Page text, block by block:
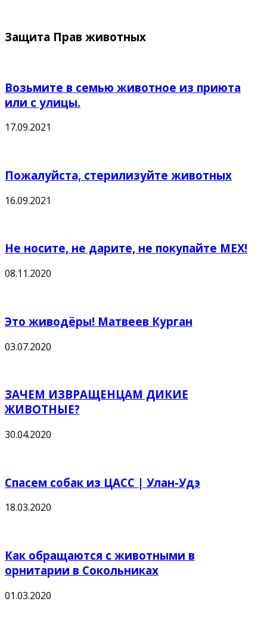
Защита Прав животных
Возьмите в семью животное из приюта
или с улицы.
17.09.2021
Пожалуйста, стерилизуйте животных
16.09.2021
Не носите, не дарите, не покупайте МЕХ!
08.11.2020
Это живодёры! Матвеев Курган
03.07.2020
ЗАЧЕМ ИЗВРАЩЕНЦАМ ДИКИЕ
ЖИВОТНЫЕ?
30.04.2020
Спасем собак из ЦАСС | Улан-Удэ
18.03.2020
Как обращаются с животными в
орнитарии в Сокольниках
01.03.2020